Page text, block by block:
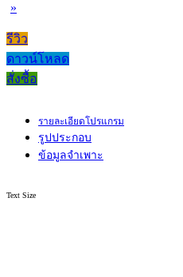
»
รีวิว
ดาวน์โหลด
สั่งซื้อ
รายละเอียดโปรแกรม
รูปประกอบ
ข้อมูลจำเพาะ
Text Size